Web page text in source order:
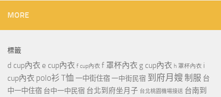
MORE
標籤
d cup內衣 e cup內衣 f cup內衣 f 罩杯內衣 g cup內衣 h 罩杯內衣 i
cup內衣 polo衫 T恤 一中街住宿一中街民宿 到府月嫂 制服 台
中一中住宿 台中一中民宿 台北到府坐月子 台北桃園機場接送 台南到